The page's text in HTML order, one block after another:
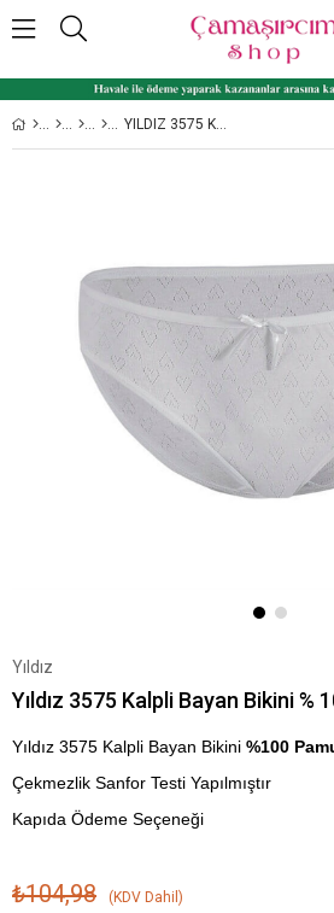
YILDIZ 3575 KALPLI BAYAN BIKINI % 100 PAMUK KÜLOT
Yıldız
Yıldız 3575 Kalpli Bayan Bikini %
Yıldız 3575 Kalpli Bayan Bikini %100
Çekmezlik Sanfor Testi Yapılmıştır
Kapıda Ödeme Seçeneği
₺104,98 (KDV Dahil)